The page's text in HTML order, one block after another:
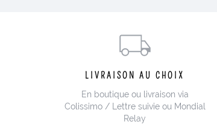
LIVRAISON AU CHOIX
En boutique ou livraison via
Colissimo / Lettre suivie ou Mondial
Relay